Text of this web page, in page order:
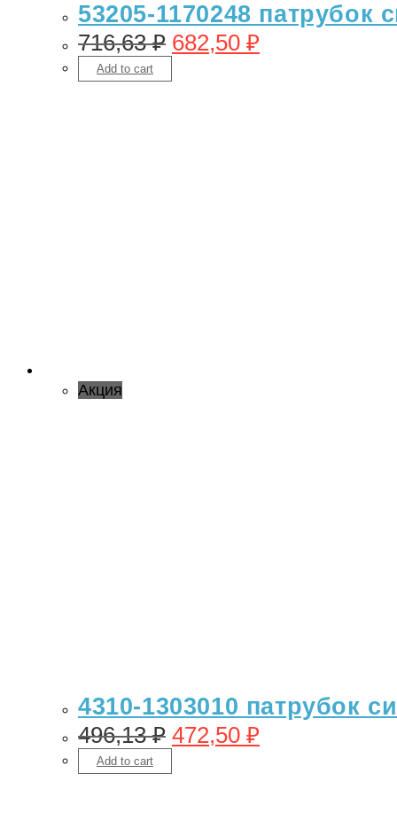
53205-1170248
716,63₽ 682,50 ₽
Add to cart
Акция
4310-1303010 патрубок
496,13₽ 472,50 ₽
Add to cart